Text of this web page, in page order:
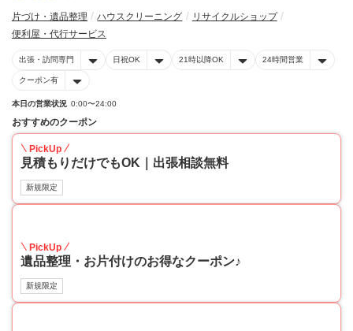
片づけ・遺品整理 ハウスクリーニング
リサイクルショップ
便利屋・代行サービス
出張・訪問専門 日祝OK 21時以降OK 24時間営業
クーポン有
本日の営業状況 0:00〜24:00
おすすめのクーポン
PickUp
見積もりだけでもOK｜出張相談無料
新規限定
PickUp
遺品整理・お片付けのお得なクーポン♪
新規限定